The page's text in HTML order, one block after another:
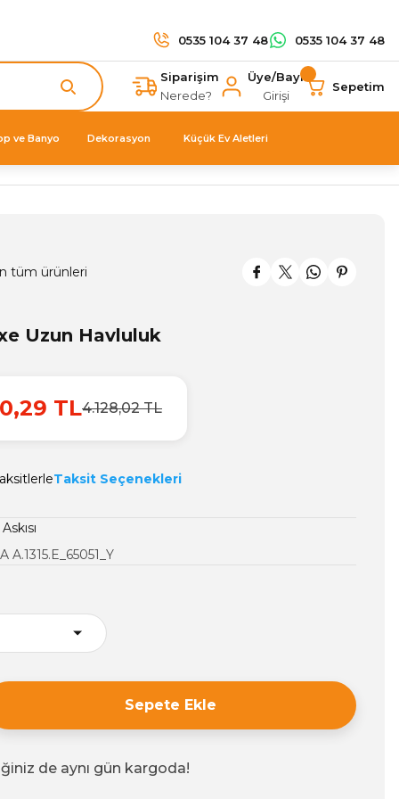
0535 104 37 48 0535 104 37 48
Siparişim
Nerede?
Üye/Bayi
Girişi
Sepetim
ve Banyo Dekorasyon Küçük Ev Aletleri
tüm ürünleri
Uzun Havluluk
TL4.128,02 TL
Taksit Seçenekleri
A.1315.E_65051_Y
Sepete Ekle
de aynı gün kargoda!